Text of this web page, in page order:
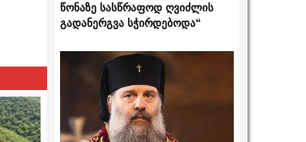
წონაზე სასწრაფოდ ღვიძლის
გადანერგვა სჭირდებოდა“